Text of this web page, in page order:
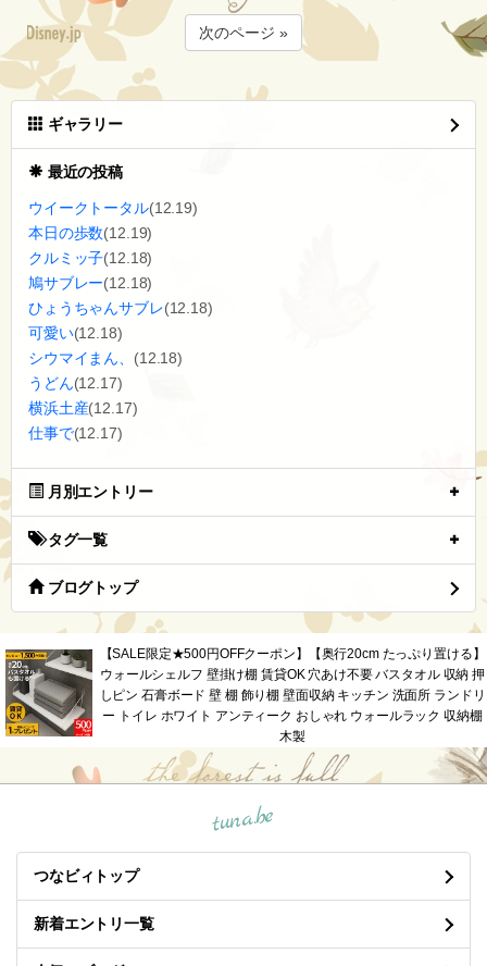
次のページ »
ギャラリー
最近の投稿
ウイークトータル(12.19)
本日の歩数(12.19)
クルミッ子(12.18)
鳩サブレー(12.18)
ひょうちゃんサブレ(12.18)
可愛い(12.18)
シウマイまん、 (12.18)
うどん(12.17)
横浜土産(12.17)
仕事で(12.17)
月別エントリー
タグ一覧
ブログトップ
【SALE限定★500円OFFクーポン】【奥行20cm たっぷり置ける】
ウォールシェルフ 壁掛け棚 賃貸OK 穴あけ不要 バスタオル 収納 押
しピン 石膏ボード 壁 棚 飾り棚 壁面収納 キッチン 洗面所 ランドリ
ー トイレ ホワイト アンティーク おしゃれ ウォールラック 収納棚
木製
tuna.be
つなビィトップ
新着エントリ一覧